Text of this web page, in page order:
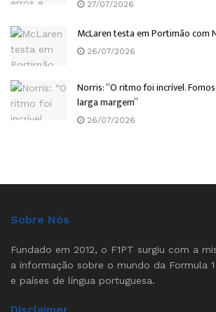
27/07/2026
McLaren testa em Portimão com
26/07/2026
Norris: “O ritmo foi incrível.
larga margem”
26/07/2026
Sobre Nós
Fundado em 2012, o F1PT surgiu com a
a informação sobre o mundo da Formula
e países de língua portuguesa.